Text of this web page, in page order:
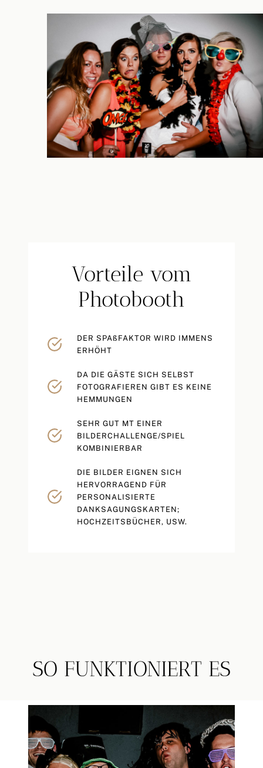
Vorteile vom
Photobooth
DER SPAßFAKTOR WIRD IMMENS
ERHÖHT
DA DIE GÄSTE SICH SELBST
FOTOGRAFIEREN GIBT ES KEINE
HEMMUNGEN
SEHR GUT MT EINER
BILDERCHALLENGE/SPIEL
KOMBINIERBAR
DIE BILDER EIGNEN SICH
HERVORRAGEND FÜR
PERSONALISIERTE
DANKSAGUNGSKARTEN;
HOCHZEITSBÜCHER, USW.
SO FUNKTIONIERT ES